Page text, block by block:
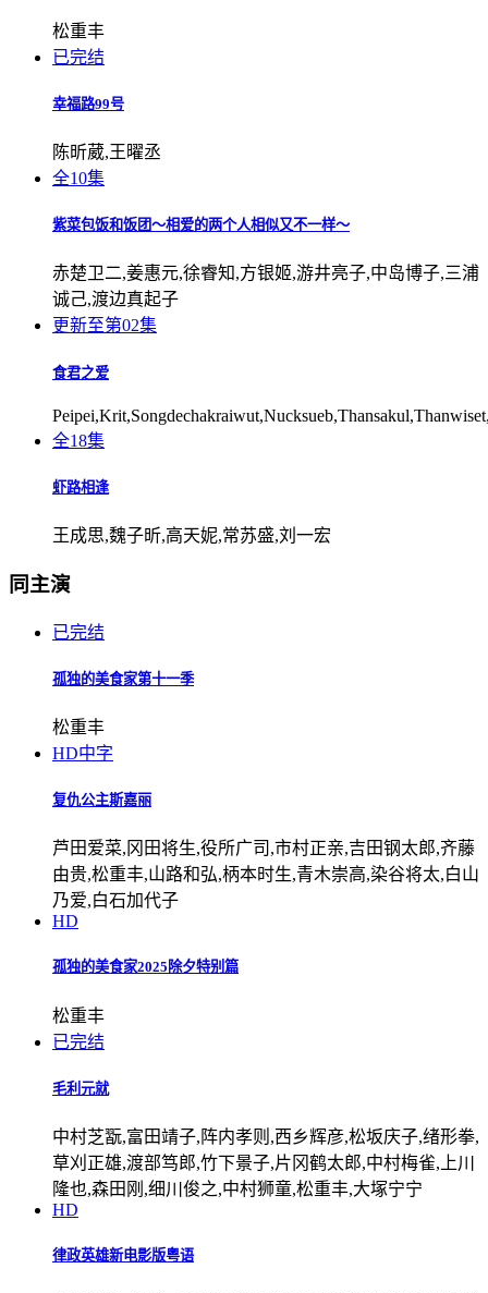
松重丰
已完结
幸福路99号
陈昕葳,王曜丞
全10集
紫菜包饭和饭团～相爱的两个人相似又不一样～
赤楚卫二,姜惠元,徐睿知,方银姬,游井亮子,中岛博子,三浦
诚己,渡边真起子
更新至第02集
食君之爱
全18集
虾路相逢
王成思,魏子昕,高天妮,常苏盛,刘一宏
同主演
已完结
孤独的美食家第十一季
松重丰
HD中字
复仇公主斯嘉丽
芦田爱菜,冈田将生,役所广司,市村正亲,吉田钢太郎,齐藤
由贵,松重丰,山路和弘,柄本时生,青木崇高,染谷将太,白山
乃爱,白石加代子
HD
孤独的美食家2025除夕特别篇
松重丰
已完结
毛利元就
中村芝翫,富田靖子,阵内孝则,西乡辉彦,松坂庆子,绪形拳,
草刈正雄,渡部笃郎,竹下景子,片冈鹤太郎,中村梅雀,上川
隆也,森田刚,细川俊之,中村狮童,松重丰,大塚宁宁
HD
律政英雄新电影版粤语